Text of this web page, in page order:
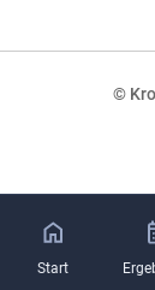
©
Start
NaN%